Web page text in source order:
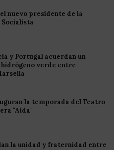
nuevo presidente de la
y Portugal acuerdan un
verde entre
la temporada del Teatro
"Aída"
la unidad y fraternidad entre